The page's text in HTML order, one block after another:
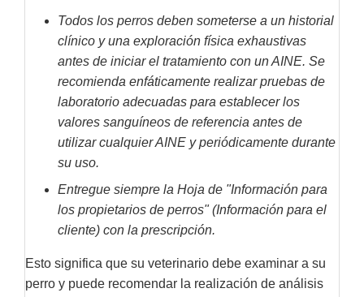
Todos los perros deben someterse a un historial
clínico y una exploración física exhaustivas
antes de iniciar el tratamiento con un AINE. Se
recomienda enfáticamente realizar pruebas de
laboratorio adecuadas para establecer los
valores sanguíneos de referencia antes de
utilizar cualquier AINE y periódicamente durante
su uso.
Entregue siempre la Hoja de "Información para
los propietarios de perros" (Información para el
cliente) con la prescripción.
Esto significa que su veterinario debe examinar a su
perro y puede recomendar la realización de análisis